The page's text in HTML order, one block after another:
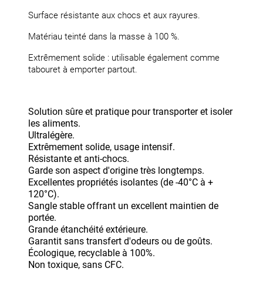
Surface résistante aux chocs et aux rayures.
Matériau teinté dans la masse à 100 %.
Extrêmement solide : utilisable également comme
tabouret à emporter partout.
Solution sûre et pratique pour transporter et isoler
les aliments.
Ultralégère.
Extrêmement solide, usage intensif.
Résistante et anti-chocs.
Garde son aspect d'origine très longtemps.
Excellentes propriétés isolantes (de -40°C à +
120°C).
Sangle stable offrant un excellent maintien de
portée.
Grande étanchéité extérieure.
Garantit sans transfert d'odeurs ou de goûts.
Écologique, recyclable à 100%.
Non toxique, sans CFC.